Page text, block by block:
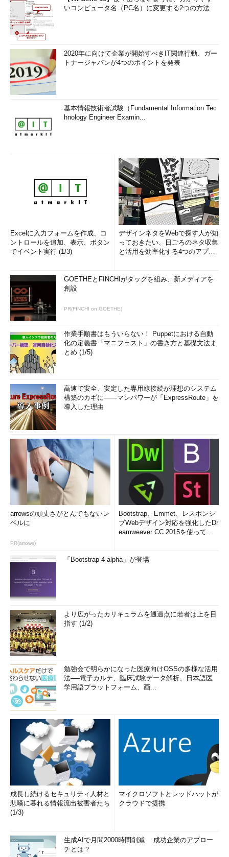
いコンピュータ名（PC名）に変更する2つの方法
2020年に向けて企業が開始すべきIT関連行動、ガー
トナージャパンが4つのポイントを発表
基本情報技術者試験（Fundamental Information Tec
hnology Engineer Examin...
Excelに入力フォームを作成、コ
ントロールを追加、表示、ボタン
でイベント実行 (1/3)
デザインネタをWebで探す人が知
っておきたい、日ごろのネタ収集
と活用を効率化する4つのアプリ
GOETHEとFINCHIがタッグを組み、新メディアを
創設
PR(FINCHI on GOETHE)
作業手順書はもういらない！ Puppetにおける自動
化の定義書「マニフェスト」の書き方と基礎文法ま
とめ (1/5)
高速で安全、安定した専用線接続が理想のシステム
構築のカギに――マンパワーが「ExpressRoute」を
導入した理由
arrowsの頑丈さがとんでもないレ
ベルに
PR(arrows)
Bootstrap、Emmet、レスポンシ
ブWebデザイン対応を強化したDr
eamweaver CC 2015を使って
「Bootstrap 4 alpha」が登場
より広がったカリキュラムを通過点に若者は上を目
指す (1/2)
勉強会で明らかになった医療向けOSSの多様な活用
法──電子カルテ、臨床試験データ解析、日本語医
学用語プラットフォーム、画...
成長し続けるセキュリティ人材と
悲嘆に暮れる情報流出被害者たち
(1/3)
マイクロソフトとレッドハットが
クラウドで提携
生成AIで月間2000時間削減 成功企業のアプロー
チとは？